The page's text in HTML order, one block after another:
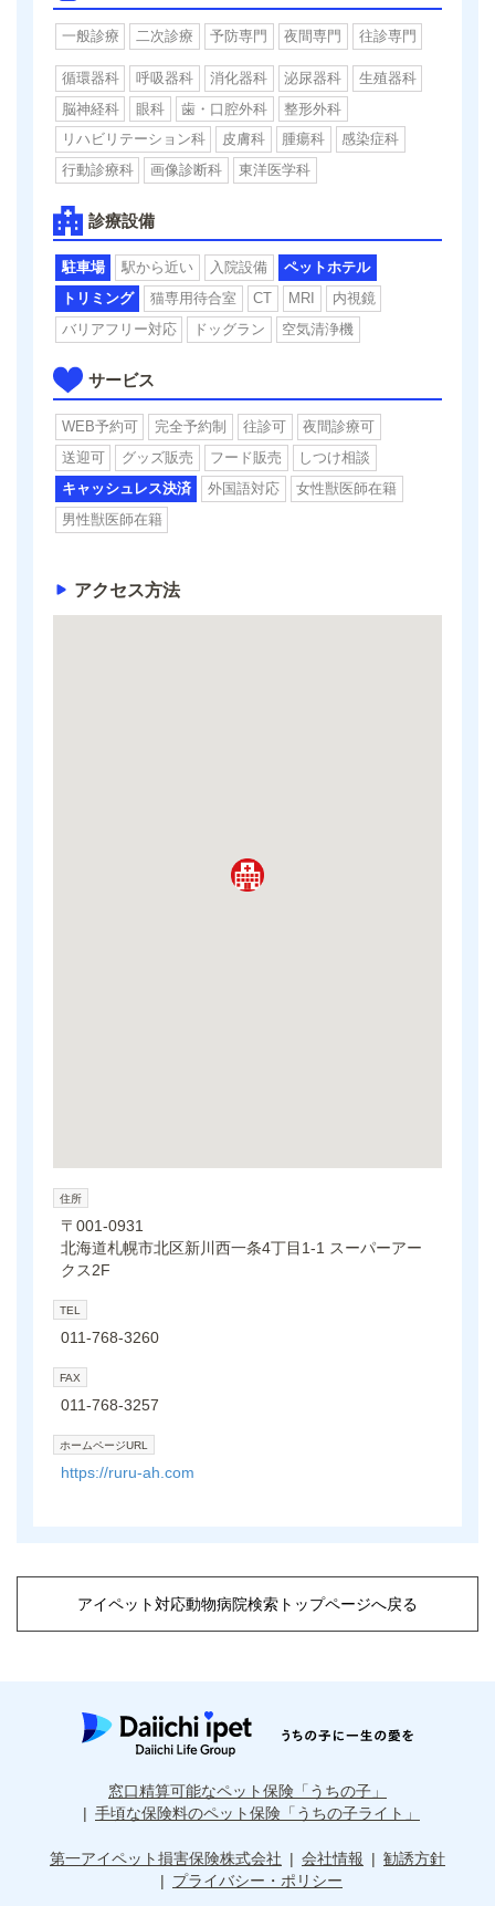
一般診療 二次診療 予防専門 夜間専門 往診専門
循環器科 呼吸器科 消化器科 泌尿器科
生殖器科
脳神経科
眼科 歯・口腔外科
整形外科
リハビリテーション科
皮膚科 腫瘍科
感染症科
行動診療科
画像診断科 東洋医学科
診療設備
駐車場 駅から近い 入院設備
ペットホテル
トリミング
猫専用待合室 CT MRI
内視鏡
バリアフリー対応
ドッグラン 空気清浄機
サービス
WEB予約可 完全予約制 往診可
夜間診療可
送迎可
グッズ販売 フード販売
しつけ相談
キャッシュレス決済
外国語対応
女性獣医師在籍
男性獣医師在籍
アクセス方法
住所
〒001-0931
北海道札幌市北区新川西一条4丁目1-1 スーパーアー
クス2F
TEL
011-768-3260
FAX
011-768-3257
ホームページURL
https://ruru-ah.com
アイペット対応動物病院検索トップページへ戻る
窓口精算可能なペット保険「うちの子」
手頃な保険料のペット保険「うちの子ライト」
第一アイペット損害保険株式会社 会社情報
勧誘方針
プライバシー・ポリシー